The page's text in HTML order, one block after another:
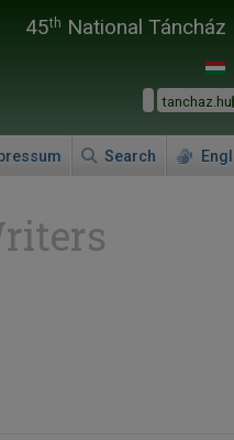
45th National
tanchaz.hu
Search